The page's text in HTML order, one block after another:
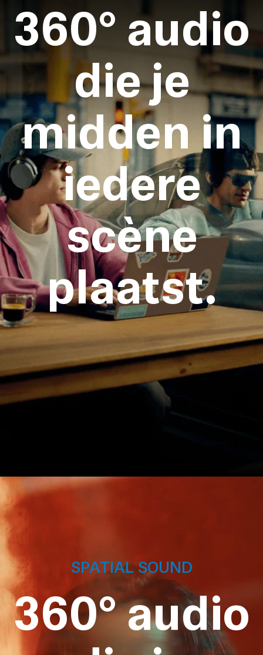
360° audio
die je
midden in
iedere
scène
plaatst.
SPATIAL SOUND
360° audio